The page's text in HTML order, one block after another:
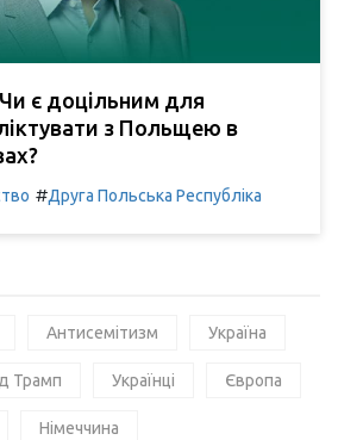
є доцільним для
з Польщею в
#Друга Польська Республіка
Антисемітизм Україна
Трамп Українці Європа
Німеччина